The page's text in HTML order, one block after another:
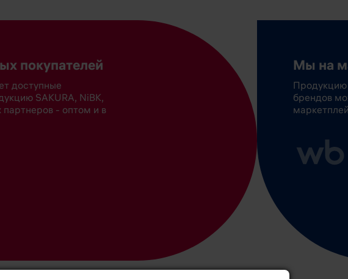
покупателей
доступные
SAKURA, NiBK,
партнеров - оптом и в
Мы на
Продукцию
брендов